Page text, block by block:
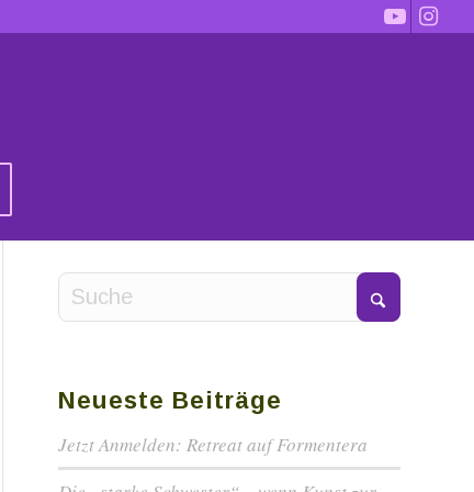
Neueste Beiträge
Jetzt Anmelden: Retreat auf Formentera